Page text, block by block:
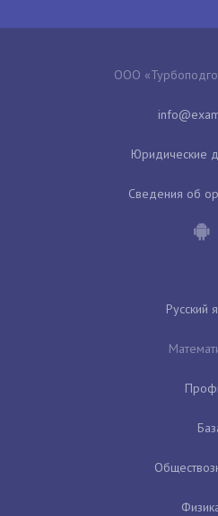
ООО
Юридические
Сведения об
Русский